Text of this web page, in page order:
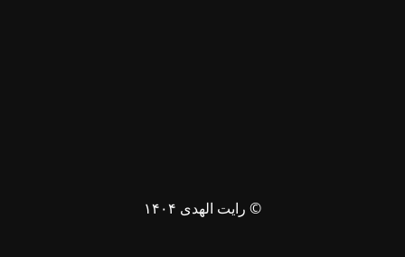
© رایت الهدی ۱۴۰۴